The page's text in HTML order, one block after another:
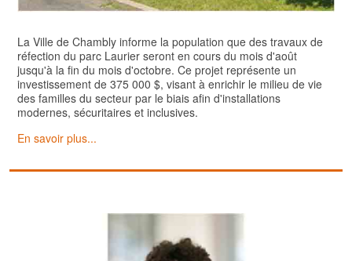
La Ville de Chambly informe la population que des travaux de
réfection du parc Laurier seront en cours du mois d'août
jusqu'à la fin du mois d'octobre. Ce projet représente un
investissement de 375 000 $, visant à enrichir le milieu de vie
des familles du secteur par le biais afin d'installations
modernes, sécuritaires et inclusives.
En savoir plus...